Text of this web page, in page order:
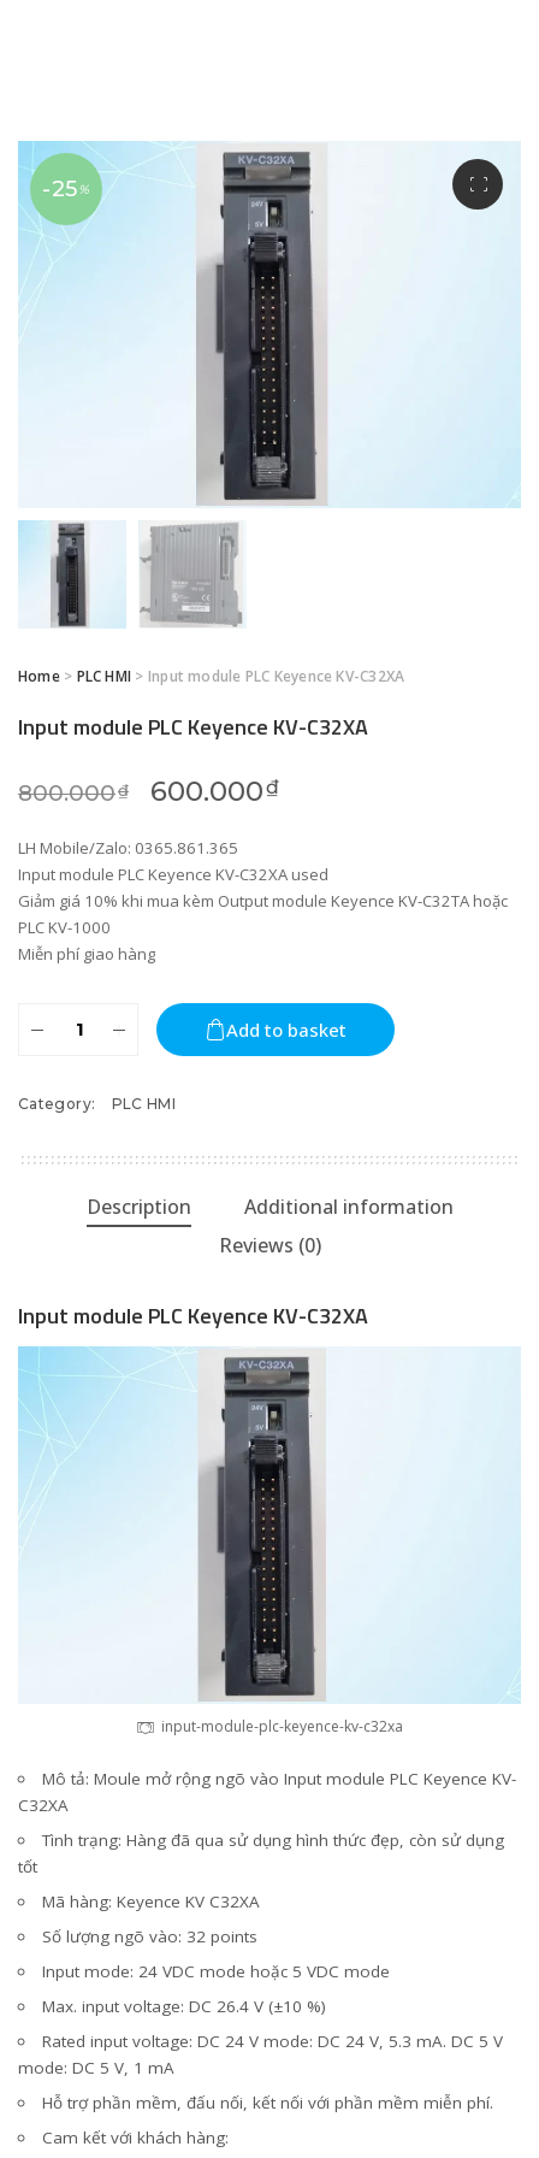
-25%
Home> PLC HMI > Input module PLC Keyence KV-C32XA
Input module PLC Keyence KV-C32XA
800.000₫ Original price was:
600.000₫
LH Mobile/Zalo: 0365.861.365
Input module PLC Keyence KV-C32XA used
Giảm giá 10% khi mua kèm Output module Keyence KV-C32TA hoặc
PLC KV-1000
Miễn phí giao hàng
module
KV-
quantity
Add to basket
Category: PLC HMI
Description
Additional information
Reviews (0)
Input module PLC Keyence KV-C32XA
input-module-plc-keyence-kv-c32xa
Mô tả: Moule mở rộng ngõ vào Input module PLC Keyence KV-
C32XA
Tình trạng: Hàng đã qua sử dụng hình thức đẹp, còn sử dụng
tốt
Mã hàng: Keyence KV C32XA
Số lượng ngõ vào: 32 points
Input mode: 24 VDC mode hoặc 5 VDC mode
Max. input voltage: DC 26.4 V (±10 %)
Rated input voltage: DC 24 V mode: DC 24 V, 5.3 mA. DC 5 V
mode: DC 5 V, 1 mA
Hỗ trợ phần mềm, đấu nối, kết nối với phần mềm miễn phí.
Cam kết với khách hàng: